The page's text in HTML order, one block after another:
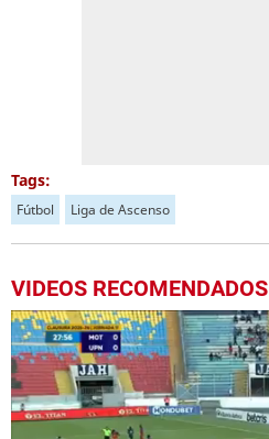
Tags:
Fútbol Liga de Ascenso
VIDEOS RECOMENDADOS